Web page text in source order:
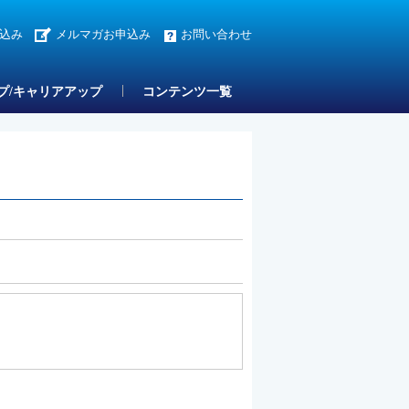
み メルマガお申込み お問い合わせ
/キャリアアップ コンテンツ一覧